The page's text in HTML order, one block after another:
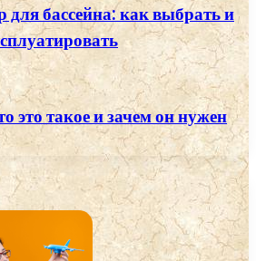
бассейна: как выбрать и
это такое и зачем он нужен